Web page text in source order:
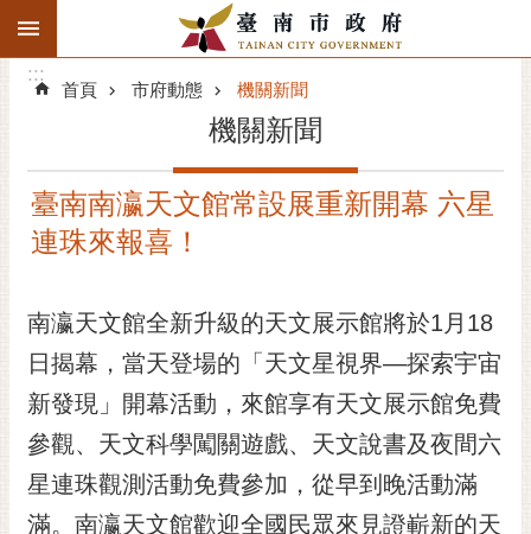
跳到主要內容區塊
搜
階
精彩府城
市府團隊
主題服務
市政資訊
市民互動
:::
:::
首頁 市府動態 機關新聞
機關新聞
臺南南瀛天文館常設展重新開幕 六星
連珠來報喜！
南瀛天文館全新升級的天文展示館將於1月18
日揭幕，當天登場的「天文星視界—探索宇宙
新發現」開幕活動，來館享有天文展示館免費
參觀、天文科學闖關遊戲、天文說書及夜間六
星連珠觀測活動免費參加，從早到晚活動滿
滿。南瀛天文館歡迎全國民眾來見證嶄新的天